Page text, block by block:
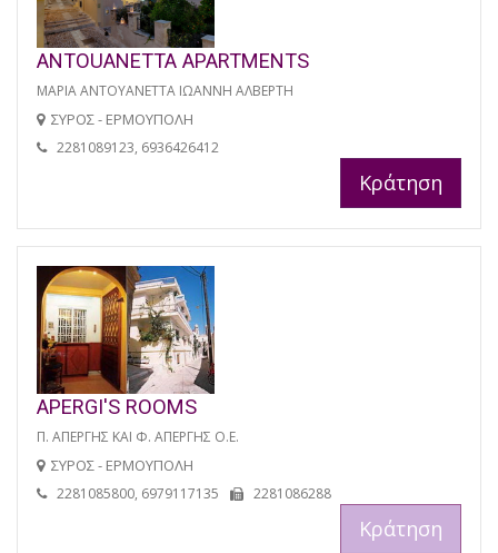
ANTOUANETTA APARTMENTS
ΜΑΡΙΑ ΑΝΤΟΥΑΝΕΤΤΑ ΙΩΑΝΝΗ ΑΛΒΕΡΤΗ
ΣΥΡΟΣ - ΕΡΜΟΥΠΟΛΗ
2281089123, 6936426412
Κράτηση
APERGI'S ROOMS
Π. ΑΠΕΡΓΗΣ ΚΑΙ Φ. ΑΠΕΡΓΗΣ Ο.Ε.
ΣΥΡΟΣ - ΕΡΜΟΥΠΟΛΗ
2281085800, 6979117135 2281086288
Κράτηση